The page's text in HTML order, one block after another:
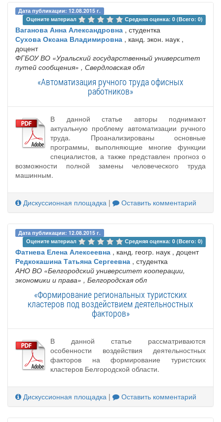
Дата публикации: 12.08.2015 г.
Оцените материал
Средняя оценка: 0 (Всего: 0)
Ваганова Анна Александровна , студентка
Сухова Оксана Владимировна , канд. экон. наук ,
доцент
ФГБОУ ВО «Уральский государственный университет
путей сообщения» , Свердловская обл
«Автоматизация ручного труда офисных
работников»
В данной статье авторы поднимают
актуальную проблему автоматизации ручного
труда. Проанализированы основные
программы, выполняющие многие функции
специалистов, а также представлен прогноз о
возможности полной замены человеческого труда
машинным.
Дискуссионная площадка | Оставить комментарий
Дата публикации: 12.08.2015 г.
Оцените материал
Средняя оценка: 0 (Всего: 0)
Фатнева Елена Алексеевна , канд. геогр. наук , доцент
Редкокашина Татьяна Сергеевна , студентка
АНО ВО «Белгородский университет кооперации,
экономики и права» , Белгородская обл
«Формирование региональных туристских
кластеров под воздействием деятельностных
факторов»
В данной статье рассматриваются
особенности воздействия деятельностных
факторов на формирование туристских
кластеров Белгородской области.
Дискуссионная площадка | Оставить комментарий